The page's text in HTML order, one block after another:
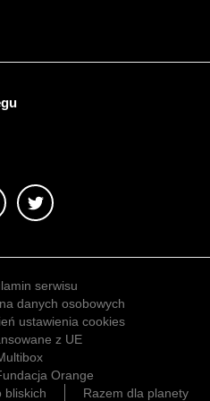
serwisu
danych osobowych
ustawienia cookies
z UE
Orange
bliskich Razem dla planety